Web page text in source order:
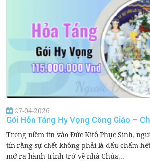
27-04-2026
Gói Hỏa Táng Hy Vọng Công Giáo –
Trong niềm tin vào Đức Kitô Phục Sinh,
tín rằng sự chết không phải là dấu chấm
mở ra hành trình trở về nhà Chúa...